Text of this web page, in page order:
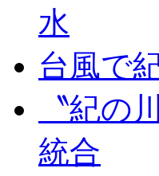
水
台風で
〝紀の
統合